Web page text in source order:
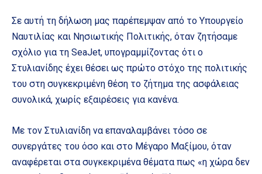
Σε αυτή τη δήλωση μας παρέπεμψαν από το Υπουργείο
Ναυτιλίας και Νησιωτικής Πολιτικής, όταν ζητήσαμε
σχόλιο για τη SeaJet, υπογραμμίζοντας ότι ο
Στυλιανίδης έχει θέσει ως πρώτο στόχο της πολιτικής
του στη συγκεκριμένη θέση το ζήτημα της ασφάλειας
συνολικά, χωρίς εξαιρέσεις για κανένα.
Με τον Στυλιανίδη να επαναλαμβάνει τόσο σε
συνεργάτες του όσο και στο Μέγαρο Μαξίμου, όταν
αναφέρεται στα συγκεκριμένα θέματα πως «η χώρα δεν